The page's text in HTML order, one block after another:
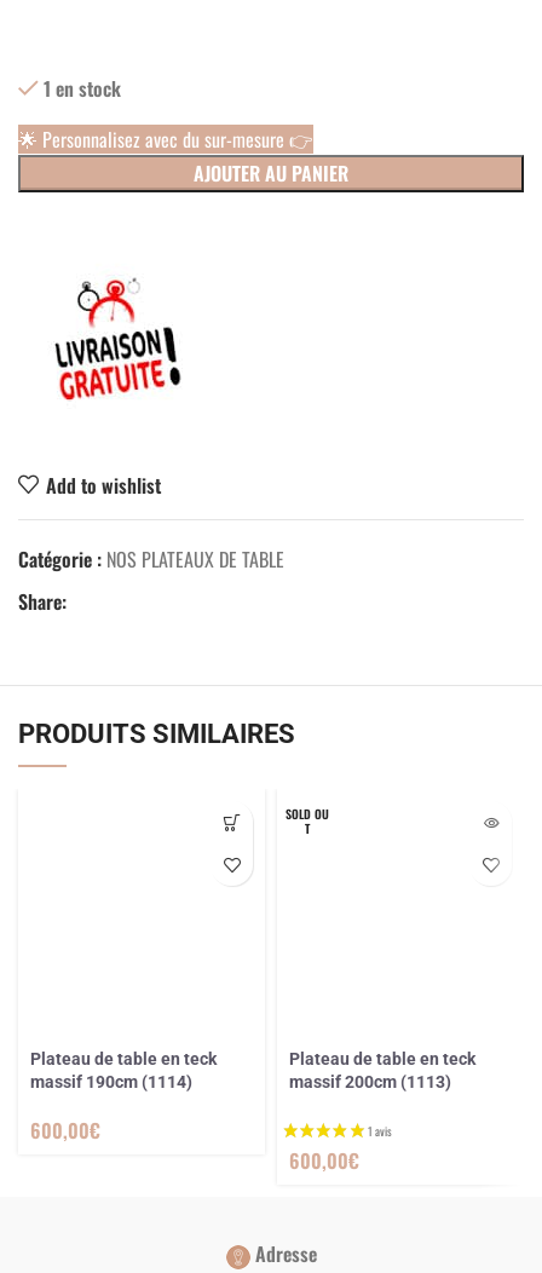
1 en stock
AJOUTER AU PANIER
🌟 Personnalisez avec du sur-mesure 👉
Add to wishlist
Catégorie : NOS PLATEAUX DE TABLE
Share:
PRODUITS SIMILAIRES
Plateau de table en teck
massif 190cm (1114)
600,00€
SOLD OU
T
Plateau de table en teck
massif 200cm (1113)
600,00€
Adresse